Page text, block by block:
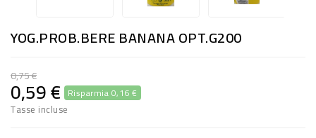
E
FARINA
DIETETICO
NATURALI
YOG.PROB.BERE BANANA OPT.G200
0,75 €
0,59 € Risparmia 0,16 €
Tasse incluse